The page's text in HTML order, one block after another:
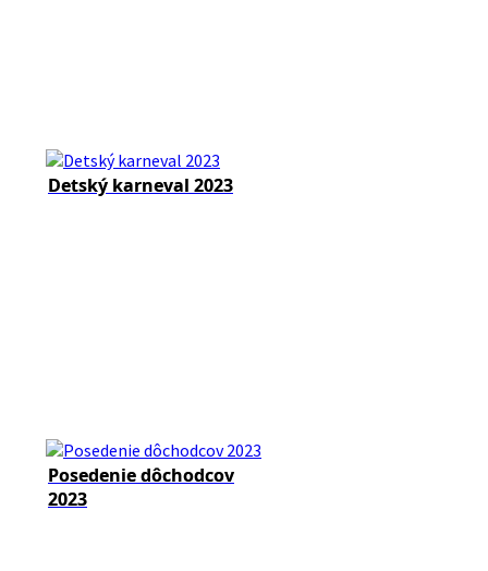
Detský karneval 2023
Posedenie dôchodcov
2023